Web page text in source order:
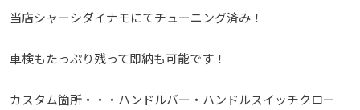
当店シャーシダイナモにてチューニング済み！
車検もたっぷり残って即納も可能です！
カスタム箇所・・・ハンドルバー・ハンドルスイッチクロー